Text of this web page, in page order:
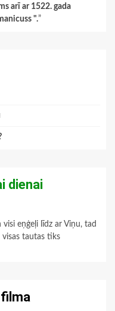
arī ar 1522. gada
".”
dienai
visi eņģeļi līdz ar Viņu, tad
visas tautas tiks